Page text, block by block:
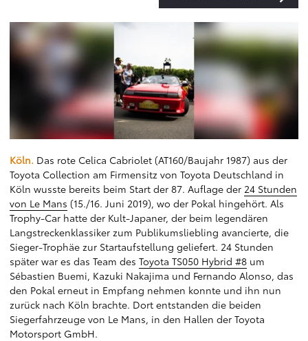
Köln. Das rote Celica Cabriolet (AT160/Baujahr 1987) aus der
Toyota Collection am Firmensitz von Toyota Deutschland in
Köln wusste bereits beim Start der 87. Auflage der 24 Stunden
von Le Mans (15./16. Juni 2019), wo der Pokal hingehört. Als
Trophy-Car hatte der Kult-Japaner, der beim legendären
Langstreckenklassiker zum Publikumsliebling avancierte, die
Sieger-Trophäe zur Startaufstellung geliefert. 24 Stunden
später war es das Team des Toyota TS050 Hybrid #8 um
Sébastien Buemi, Kazuki Nakajima und Fernando Alonso, das
den Pokal erneut in Empfang nehmen konnte und ihn nun
zurück nach Köln brachte. Dort entstanden die beiden
Siegerfahrzeuge von Le Mans, in den Hallen der Toyota
Motorsport GmbH.